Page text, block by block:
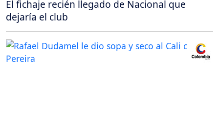
El fichaje recién llegado de Nacional que
dejaría el club